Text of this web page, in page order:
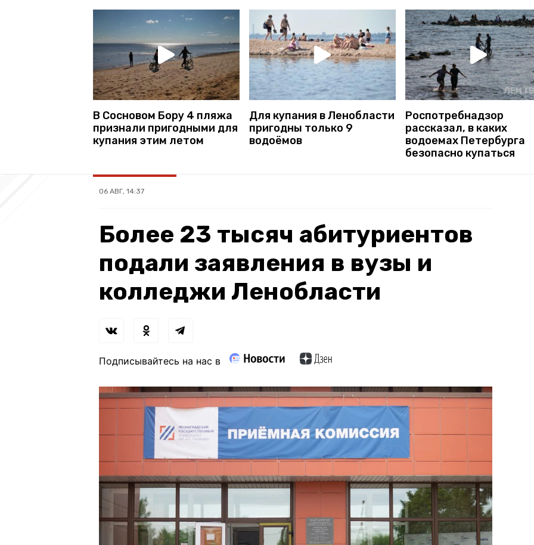
В Сосновом Бору 4 пляжа
признали пригодными для
купания этим летом
Для купания в Ленобласти
пригодны только 9
водоёмов
Роспотребнадзор
рассказал, в каких
водоемах Петербурга
безопасно купаться
06 АВГ, 14:37
Более 23 тысяч абитуриентов
подали заявления в вузы и
колледжи Ленобласти
Подписывайтесь на нас в